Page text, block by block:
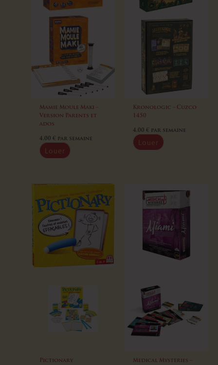
Mamie Moule Maki –
Version Parents et
ados
4,00 € par semaine
Louer
Kronologic – Cuzco
1450
4,00 € par semaine
Louer
Pictionary
Medical Mysteries –